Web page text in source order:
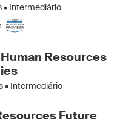
• Intermediário
Resources
• Intermediário
Future